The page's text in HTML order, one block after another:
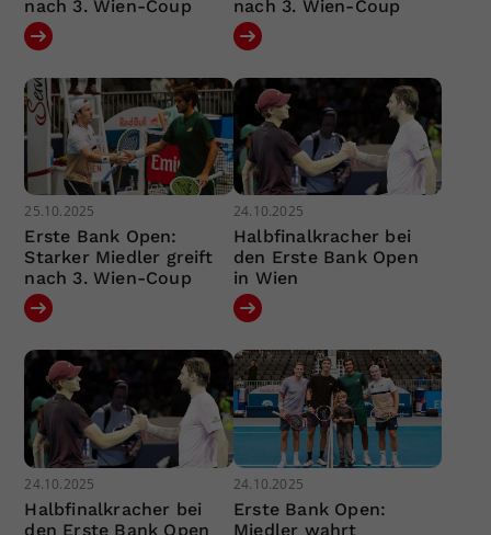
nach 3. Wien-Coup
nach 3. Wien-Coup
25.10.2025
Erste Bank Open:
Starker Miedler greift
nach 3. Wien-Coup
24.10.2025
Halbfinalkracher bei
den Erste Bank Open
in Wien
24.10.2025
Halbfinalkracher bei
den Erste Bank Open
24.10.2025
Erste Bank Open:
Miedler wahrt